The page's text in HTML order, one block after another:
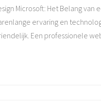
Microsoft: Het Belang
ervaring en
Een professionele